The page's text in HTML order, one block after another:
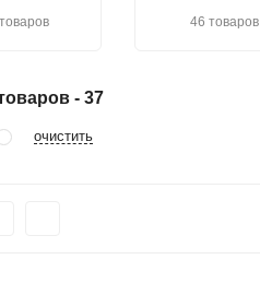
46 товаров
- 37
очистить